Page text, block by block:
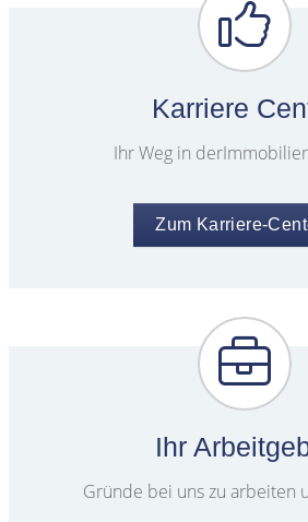
Karriere
Ihr Weg in
Zum Karriere-
Ihr
Gründe bei uns zu arbeiten